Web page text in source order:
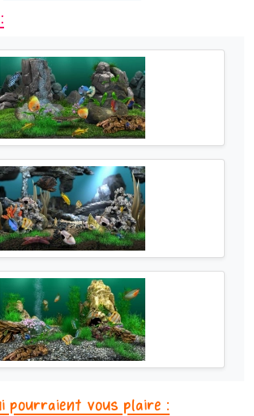
pourraient vous plaire :